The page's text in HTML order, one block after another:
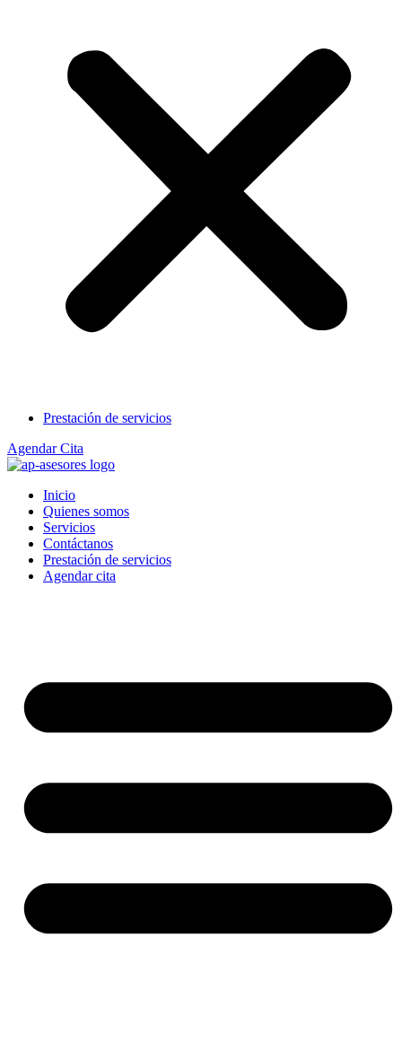
Prestación de servicios
Agendar Cita
Inicio
Quienes somos
Servicios
Contáctanos
Prestación de servicios
Agendar cita